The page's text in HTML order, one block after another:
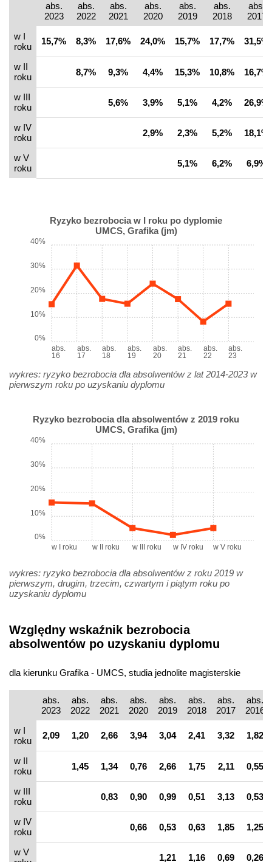
abs.
2023
abs.
2022
abs.
2021
abs.
2020
abs.
2019
abs.
2018
abs.
2017
w I
roku
15,7% 8,3% 17,6% 24,0% 15,7% 17,7% 31,5%
w II
roku
8,7% 9,3% 4,4% 15,3% 10,8% 16,7%
w III
roku
5,6% 3,9% 5,1% 4,2% 26,9%
w IV
roku
2,9% 2,3% 5,2% 18,1%
w V
roku
5,1% 6,2% 6,9%
Ryzyko bezrobocia w I roku po dyplomie
UMCS, Grafika (jm)
abs.
16
abs.
17
abs.
18
abs.
19
abs.
20
abs.
21
abs.
22
abs.
23
0%
10%
20%
30%
40%
wykres: ryzyko bezrobocia dla absolwentów z lat 2014-2023 w
pierwszym roku po uzyskaniu dyplomu
Ryzyko bezrobocia dla absolwentów z 2019 roku
UMCS, Grafika (jm)
w I roku w II roku w III roku w IV roku w V roku
0%
10%
20%
30%
40%
wykres: ryzyko bezrobocia dla absolwentów z roku 2019 w
pierwszym, drugim, trzecim, czwartym i piątym roku po
uzyskaniu dyplomu
Względny wskaźnik bezrobocia
absolwentów po uzyskaniu dyplomu
dla kierunku Grafika - UMCS, studia jednolite magisterskie
abs.
2023
abs.
2022
abs.
2021
abs.
2020
abs.
2019
abs.
2018
abs.
2017
abs.
2016
w I
roku
2,09 1,20 2,66 3,94 3,04 2,41 3,32 1,82
w II
roku
1,45 1,34 0,76 2,66 1,75 2,11 0,55
w III
roku
0,83 0,90 0,99 0,51 3,13 0,53
w IV
roku
0,66 0,53 0,63 1,85 1,25
w V
1,21 1,16 0,69 0,26